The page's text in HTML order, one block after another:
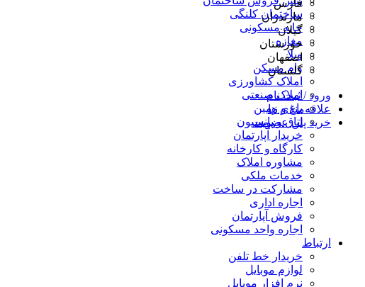
ساختمان کلنگی
خانه مسکونی
مغازه
ویلا
وام مسکن
املاک کشاورزی
املاک صنعتی
باغ و زمین
اتاق و پانسیون
خریدار آپارتمان
کارگاه و کارخانه
مشاوره املاک
خدمات ملکی
مشارکت در ساخت
اجاره اداری
فروش آپارتمان
اجاره واحد مسکونی
ارتباط
خریدار خط تلفن
لوازم موبایل
نرم افزار موبایل
فارس
مازندران
گیلان
خوزستان
اصفهان
گلستان
ورود / ثبت نام
علاقه‌مندی ها
خرید پلن عضویت